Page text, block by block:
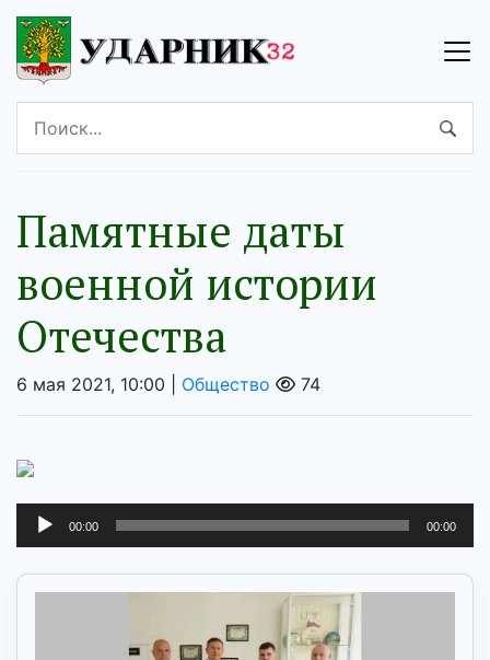
Памятные даты
военной истории
Отечества
6 мая 2021, 10:00 | Общество 74
00:00 00:00